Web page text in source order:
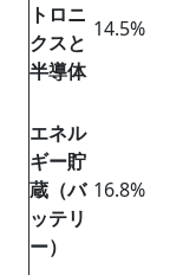
トロニ
クスと
半導体
14.5%
エネル
ギー貯
蔵（バ
ッテリ
ー）
16.8%